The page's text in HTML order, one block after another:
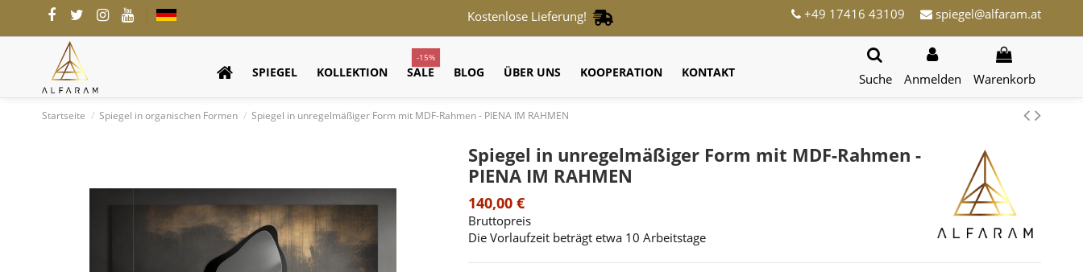
Kostenlose Lieferung! +49 17416 43109 spiegel@alfaram.at
SPIEGEL KOLLEKTION SALE
-15%
BLOG ÜBER UNS KOOPERATION KONTAKT Suche Anmelden Warenkorb
Startseite Spiegel in organischen Formen Spiegel in unregelmäßiger Form mit MDF-Rahmen - PIENA IM RAHMEN
Spiegel in unregelmäßiger Form mit MDF-Rahmen -
PIENA IM RAHMEN
140,00 €
Bruttopreis
Die Vorlaufzeit beträgt etwa 10 Arbeitstage